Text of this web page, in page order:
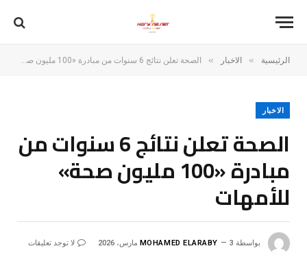
الرئيسية » الاخبار » الصحة تعلن نتائج 6 سنوات من مبادرة «100 مليون صحة» للأمهات
الاخبار
الصحة تعلن نتائج 6 سنوات من
مبادرة «100 مليون صحة»
للأمهات
بواسطة MOHAMED ELARABY 3 مارس، 2026 لا توجد تعليقات